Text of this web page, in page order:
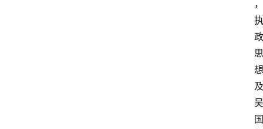
，
执
政
思
想
及
吴
国